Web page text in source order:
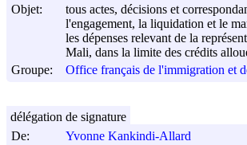
Objet:
tous actes, décisions et
l'engagement, la liquidation et le
les dépenses relevant de la
Mali, dans la limite des crédits
Groupe:
Office français de l'immigration et
De:
Yvonne Kankindi-Allard
délégation de signature